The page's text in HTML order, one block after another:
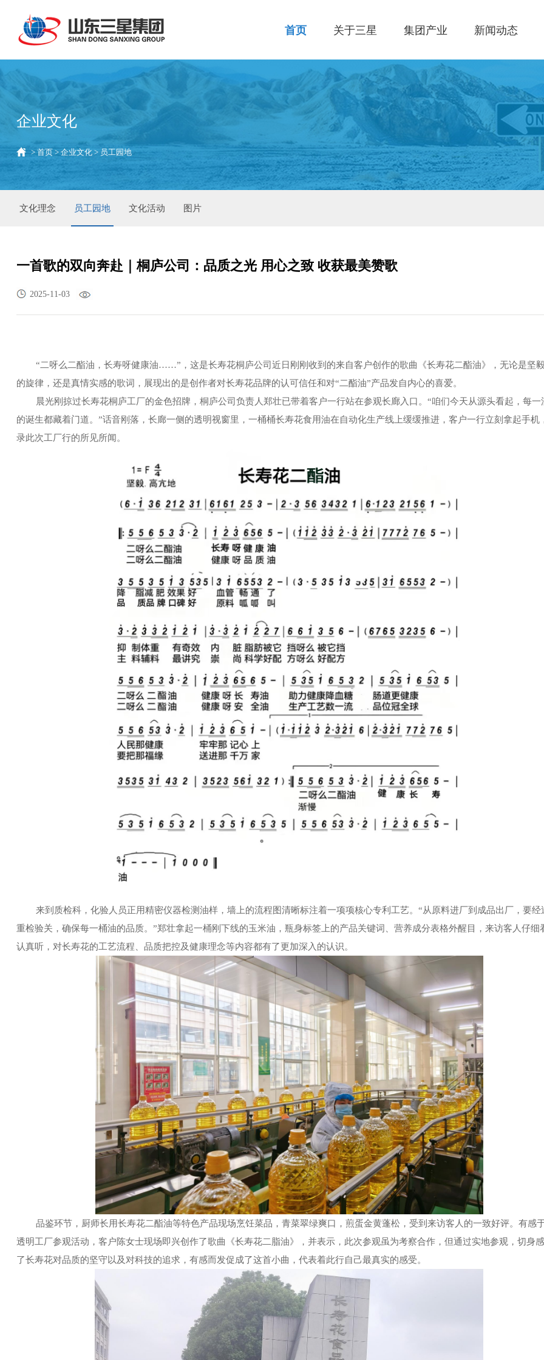
首页 关于三星 集团产业 新闻动态
企业文化
> 首页> 企业文化> 员工园地
文化理念 员工园地 文化活动 图片
一首歌的双向奔赴｜桐庐公司：品质之光 用心之致 收获最美赞歌
2025-11-03
“二呀么二酯油，长寿呀健康油……”，这是长寿花桐庐公司近日刚刚收到的来自客户创作的歌曲《长寿花二酯油》，无论是坚
的旋律，还是真情实感的歌词，展现出的是创作者对长寿花品牌的认可信任和对“二酯油”产品发自内心的喜爱。
晨光刚掠过长寿花桐庐工厂的金色招牌，桐庐公司负责人郑壮已带着客户一行站在参观长廊入口。 “咱们今天从源头看起，每一
的诞生都藏着门道。”话音刚落，长廊一侧的透明视窗里，一桶桶长寿花食用油在自动化生产线上缓缓推进，客户一行立刻拿起手机
录此次工厂行的所见所闻。
来到质检科，化验人员正用精密仪器检测油样，墙上的流程图清晰标注着一项项核心专利工艺。 “从原料进厂到成品出厂，要经
重检验关，确保每一桶油的品质。”郑壮拿起一桶刚下线的玉米油，瓶身标签上的产品关键词、营养成分表格外醒目，来访客人仔细
认真听，对长寿花的工艺流程、品质把控及健康理念等内容都有了更加深入的认识。
品鉴环节，厨师长用长寿花二酯油等特色产品现场烹饪菜品，青菜翠绿爽口，煎蛋金黄蓬松，受到来访客人的一致好评。有感
透明工厂参观活动，客户陈女士现场即兴创作了歌曲《长寿花二脂油》，并表示，此次参观虽为考察合作，但通过实地参观，切身
了长寿花对品质的坚守以及对科技的追求，有感而发促成了这首小曲，代表着此行自己最真实的感受。